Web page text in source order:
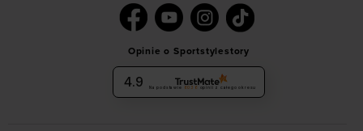
Opinie o Sportstylestory
4.9 Na podstawie 6036 opinii z całego okresu